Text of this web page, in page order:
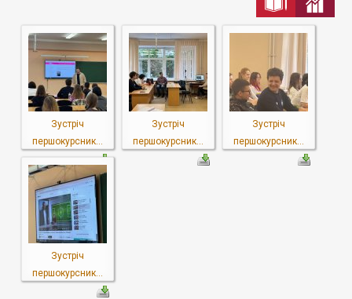
Зустріч
першокурсник...
Зустріч
першокурсник...
Зустріч
першокурсник...
Зустріч
першокурсник...